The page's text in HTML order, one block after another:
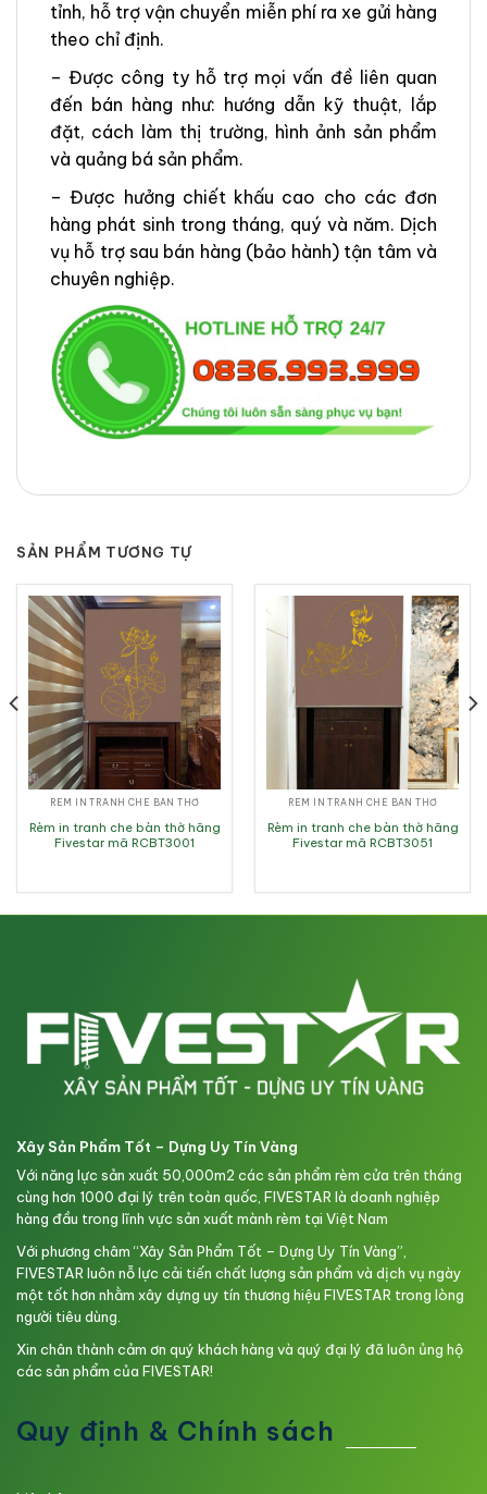
tỉnh, hỗ trợ vận chuyển miễn phí ra xe gửi hàng
theo chỉ định.
– Được công ty hỗ trợ mọi vấn đề liên quan
đến bán hàng như: hướng dẫn kỹ thuật, lắp
đặt, cách làm thị trường, hình ảnh sản phẩm
và quảng bá sản phẩm.
– Được hưởng chiết khấu cao cho các đơn
hàng phát sinh trong tháng, quý và năm. Dịch
vụ hỗ trợ sau bán hàng (bảo hành) tận tâm và
chuyên nghiệp.
SẢN PHẨM TƯƠNG TỰ
RÈM IN TRANH CHE BÀN THỜ
Rèm in tranh che bàn thờ hãng
Fivestar mã RCBT3001
RÈM IN TRANH CHE BÀN THỜ
Rèm in tranh che bàn thờ hãng
Fivestar mã RCBT3051
Xây Sản Phẩm Tốt – Dựng Uy Tín Vàng
Với năng lực sản xuất 50,000m2 các sản phẩm rèm cửa trên tháng
cùng hơn 1000 đại lý trên toàn quốc, FIVESTAR là doanh nghiệp
hàng đầu trong lĩnh vực sản xuất mành rèm tại Việt Nam
Với phương châm “Xây Sản Phẩm Tốt – Dựng Uy Tín Vàng”,
FIVESTAR luôn nỗ lực cải tiến chất lượng sản phẩm và dịch vụ ngày
một tốt hơn nhằm xây dựng uy tín thương hiệu FIVESTAR trong lòng
người tiêu dùng.
Xin chân thành cảm ơn quý khách hàng và quý đại lý đã luôn ủng hộ
các sản phẩm của FIVESTAR!
Quy định & Chính sách